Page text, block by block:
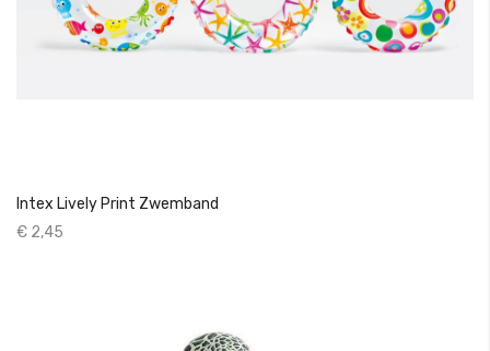
Intex Lively Print Zwemband
€ 2,45